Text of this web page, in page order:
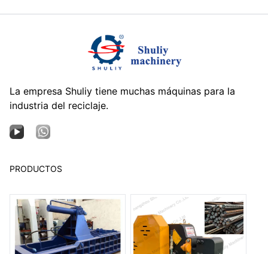
La empresa Shuliy tiene muchas máquinas para la
industria del reciclaje.
PRODUCTOS